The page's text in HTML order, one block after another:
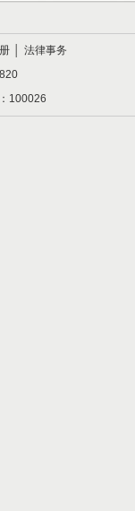
法律事务
100026